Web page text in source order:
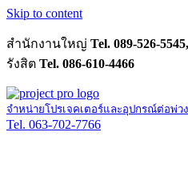
Skip to content
สำนักงานใหญ่ Tel. 089-526-
รังสิต Tel. 086-610-4466
จำหน่ายโปรเจคเตอร์และอุปกรณ์ต่อพ่ว
Tel. 063-702-7766